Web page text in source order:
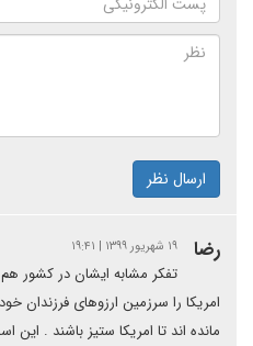
ارسال نظر
رضا ۱۹ شهریور ۱۳۹۹ | ۱۹:۴۱
تفکر مشابه ایشان در کشور
امریکا را سرزمین ارزوهای فرزندان
مانده اند تا امریکا ستیز باشند .